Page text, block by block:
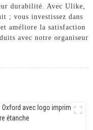
durabilité. Avec Ulike,
; vous investissez dans
améliore la satisfaction
avec notre organiseur